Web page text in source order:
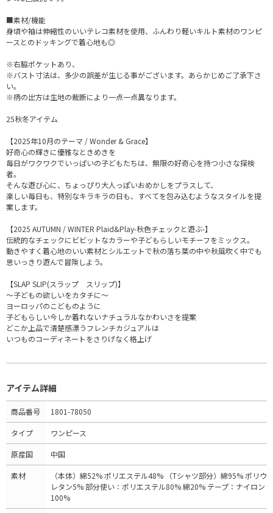
■素材/機能
身頃や袖は伸縮性のいいテレコ素材を使用、ふんわり軽いキルト素材のワンピ
ースとのドッキングで着心地も◎
※右脇ポケットあり、
※バスト寸法は、多少の誤差が生じる事がございます。あらかじめご了承下さ
い。
※柄の出方は生地の裁断により一点一点異なります。
25秋冬アイテム
【2025年10月のテーマ / Wonder & Grace】
好奇心の輝きに優雅なときめきを
毎日がワクワクでいっぱいの子どもたちは、無限の好奇心を持つ小さな探検
者。
そんな遊び心に、ちょっぴり大人っぽいおめかしをプラスして、
楽しい毎日も、特別なキラキラの日も、すべてを包み込むようなスタイルを提
案します。
【2025 AUTUMN / WINTER Plaid&Play-秋色チェックと遊ぶ-】
伝統的なチェックにビビットなカラーや子どもらしいモチーフをミックス。
動きやすく着心地のいい素材とシルエットで秋の落ち葉の中や秋風吹く中でも
思いっきり遊んで冒険しよう。
【SLAP SLIP(スラップ スリップ)】
～子どもの欲しいをカタチに～
ヨーロッパのこどものように
子どもらしい今しか着れないナチュラルなかわいさを提案
どこか上品で清楚感漂うフレンチカジュアルは
いつものコーディネートをさりげなく格上げ
アイテム詳細
商品番号 1801-78050
タイプ ワンピース
原産国 中国
素材
（本体）綿52% ポリエステル48% （Tシャツ部分）綿95% ポリウ
レタン5% 部分使い：ポリエステル80% 綿20% テープ：ナイロン
100%